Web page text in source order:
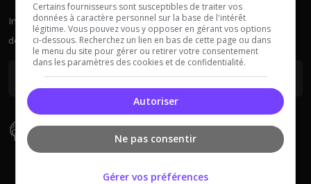
Myth of Empires Enshrouded
Voir tous les
jeux disponibles
Inscrivez-vous à la newsletter pour recevoir chaque semaine
des actus sur les serveurs.
Types De Serveur
Certains fournisseurs sont susceptibles de traiter vos
données à caractère personnel sur la base de l'intérêt
légitime. Vous pouvez vous y opposer en gérant vos options
ci-dessous. Recherchez un lien en bas de cette page ou dans
le menu du site pour gérer ou retirer votre consentement
dans les paramètres des cookies et de confidentialité.
Autoriser
Ne pas consentir
Gérer vos préférences